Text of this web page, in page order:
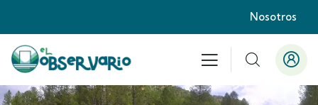
Nosotros